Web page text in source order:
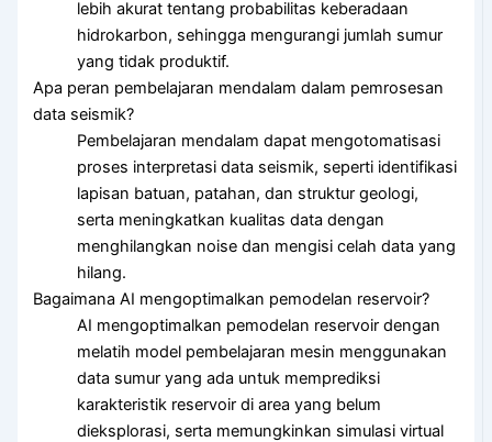
lebih akurat tentang probabilitas keberadaan
hidrokarbon, sehingga mengurangi jumlah sumur
yang tidak produktif.
Apa peran pembelajaran mendalam dalam pemrosesan
data seismik?
Pembelajaran mendalam dapat mengotomatisasi
proses interpretasi data seismik, seperti identifikasi
lapisan batuan, patahan, dan struktur geologi,
serta meningkatkan kualitas data dengan
menghilangkan noise dan mengisi celah data yang
hilang.
Bagaimana AI mengoptimalkan pemodelan reservoir?
AI mengoptimalkan pemodelan reservoir dengan
melatih model pembelajaran mesin menggunakan
data sumur yang ada untuk memprediksi
karakteristik reservoir di area yang belum
dieksplorasi, serta memungkinkan simulasi virtual